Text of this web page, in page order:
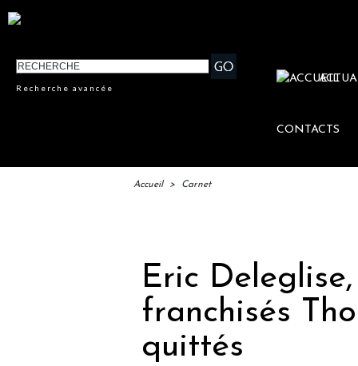
Recherche avancée
CONTACTS
Accueil > Carnet
Eric
franchisés
quittés